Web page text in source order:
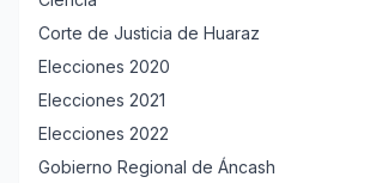
Corte de Justicia de Huaraz
Elecciones 2020
Elecciones 2021
Elecciones 2022
Gobierno Regional de Áncash